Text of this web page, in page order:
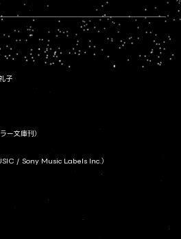
子
ー文庫刊）
/ Sony Music Labels Inc.）